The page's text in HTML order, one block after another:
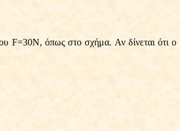
F=30Ν, όπως στο σχήμα. Αν δίνεται ότι ο